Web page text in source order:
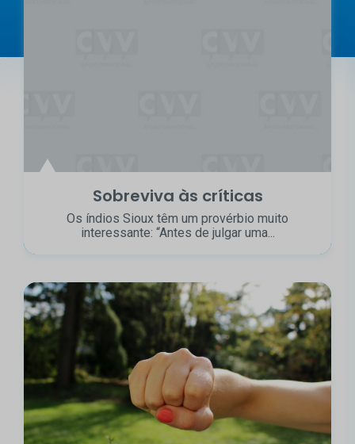
Sobreviva às críticas
Os índios Sioux têm um provérbio muito
interessante: “Antes de julgar uma...